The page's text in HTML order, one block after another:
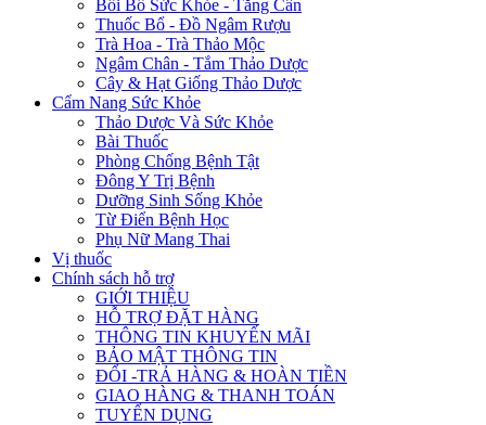
Bồi Bổ Sức Khỏe - Tăng Cân
Thuốc Bổ - Đồ Ngâm Rượu
Trà Hoa - Trà Thảo Mộc
Ngâm Chân - Tắm Thảo Dược
Cây & Hạt Giống Thảo Dược
Cẩm Nang Sức Khỏe
Thảo Dược Và Sức Khỏe
Bài Thuốc
Phòng Chống Bệnh Tật
Đông Y Trị Bệnh
Dưỡng Sinh Sống Khỏe
Từ Điển Bệnh Học
Phụ Nữ Mang Thai
Vị thuốc
Chính sách hỗ trợ
GIỚI THIỆU
HỖ TRỢ ĐẶT HÀNG
THÔNG TIN KHUYẾN MÃI
BẢO MẬT THÔNG TIN
ĐỔI -TRẢ HÀNG & HOÀN TIỀN
GIAO HÀNG & THANH TOÁN
TUYỂN DỤNG